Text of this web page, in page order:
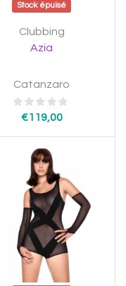
Stock épuisé
Clubbing
Azia
Catanzaro
€119,00